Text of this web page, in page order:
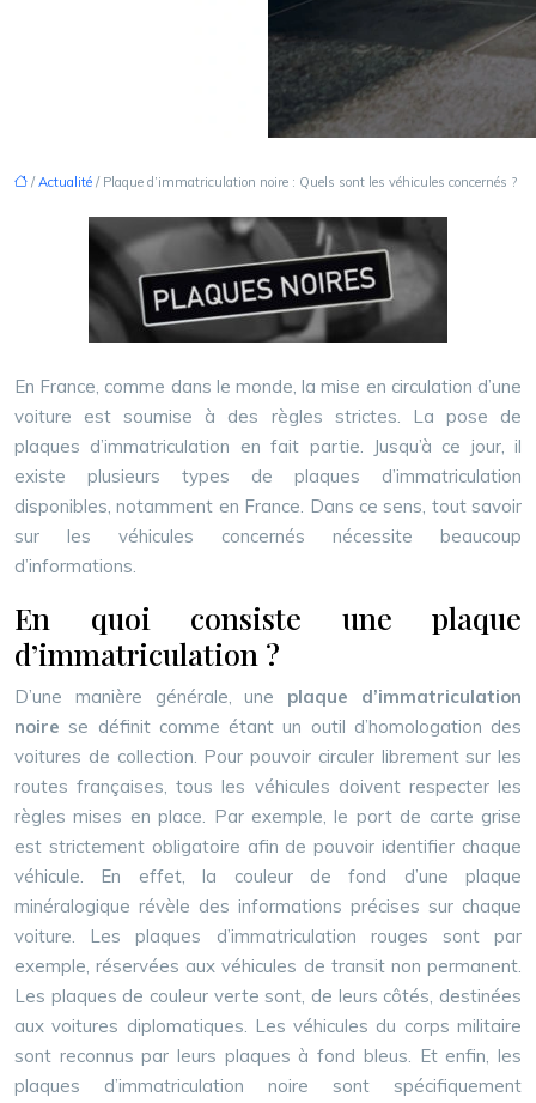
/Actualité / Plaque d’immatriculation noire : Quels sont les véhicules concernés ?
En France, comme dans le monde, la mise en circulation d’une
voiture est soumise à des règles strictes. La pose de
plaques d’immatriculation en fait partie. Jusqu’à ce jour, il
existe plusieurs types de plaques d’immatriculation
disponibles, notamment en France. Dans ce sens, tout savoir
sur les véhicules concernés nécessite beaucoup
d’informations.
En quoi consiste une plaque
d’immatriculation ?
D’une manière générale, une plaque d’immatriculation
noire se définit comme étant un outil d’homologation des
voitures de collection. Pour pouvoir circuler librement sur les
routes françaises, tous les véhicules doivent respecter les
règles mises en place. Par exemple, le port de carte grise
est strictement obligatoire afin de pouvoir identifier chaque
véhicule. En effet, la couleur de fond d’une plaque
minéralogique révèle des informations précises sur chaque
voiture. Les plaques d’immatriculation rouges sont par
exemple, réservées aux véhicules de transit non permanent.
Les plaques de couleur verte sont, de leurs côtés, destinées
aux voitures diplomatiques. Les véhicules du corps militaire
sont reconnus par leurs plaques à fond bleus. Et enfin, les
plaques d’immatriculation noire sont spécifiquement